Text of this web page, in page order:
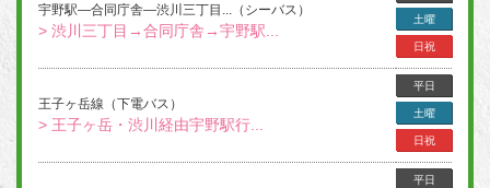
宇野駅―合同庁舎―渋川三丁目...（シーバス）
> 渋川三丁目→合同庁舎→宇野駅...
土曜
日祝
王子ヶ岳線（下電バス）
> 王子ヶ岳・渋川経由宇野駅行...
平日
土曜
日祝
平日